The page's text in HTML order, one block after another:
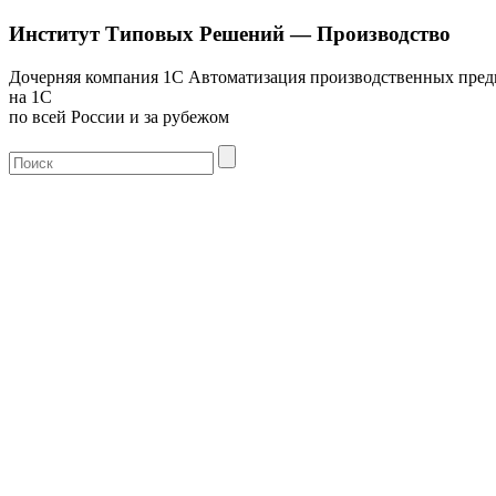
Институт Типовых Решений — Производство
Дочерняя компания 1С Автоматизация производственных
на 1С
по всей России и за рубежом